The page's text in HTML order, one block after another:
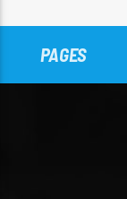
PAGES